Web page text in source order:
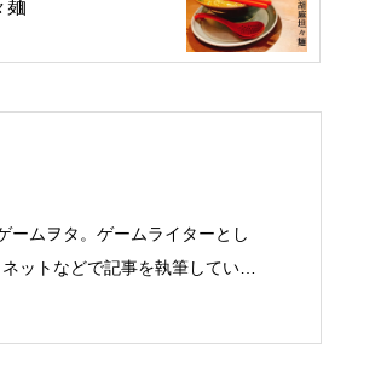
麺
ームヲタ。ゲームライターとし
ットなどで記事を執筆していま